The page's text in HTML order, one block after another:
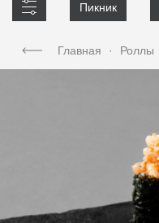
Пикник
Главная · Роллы